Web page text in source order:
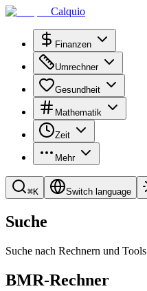
Calquio
Finanzen
Umrechner
Gesundheit
Mathematik
Zeit
Mehr
⌘K Switch language
Suche
Suche nach Rechnern und Tools
BMR-Rechner